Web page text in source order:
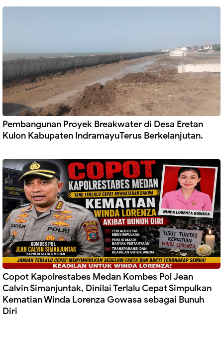
Pembangunan Proyek Breakwater di Desa Eretan
Kulon Kabupaten IndramayuTerus Berkelanjutan.
Copot Kapolrestabes Medan Kombes Pol Jean
Calvin Simanjuntak, Dinilai Terlalu Cepat Simpulkan
Kematian Winda Lorenza Gowasa sebagai Bunuh
Diri